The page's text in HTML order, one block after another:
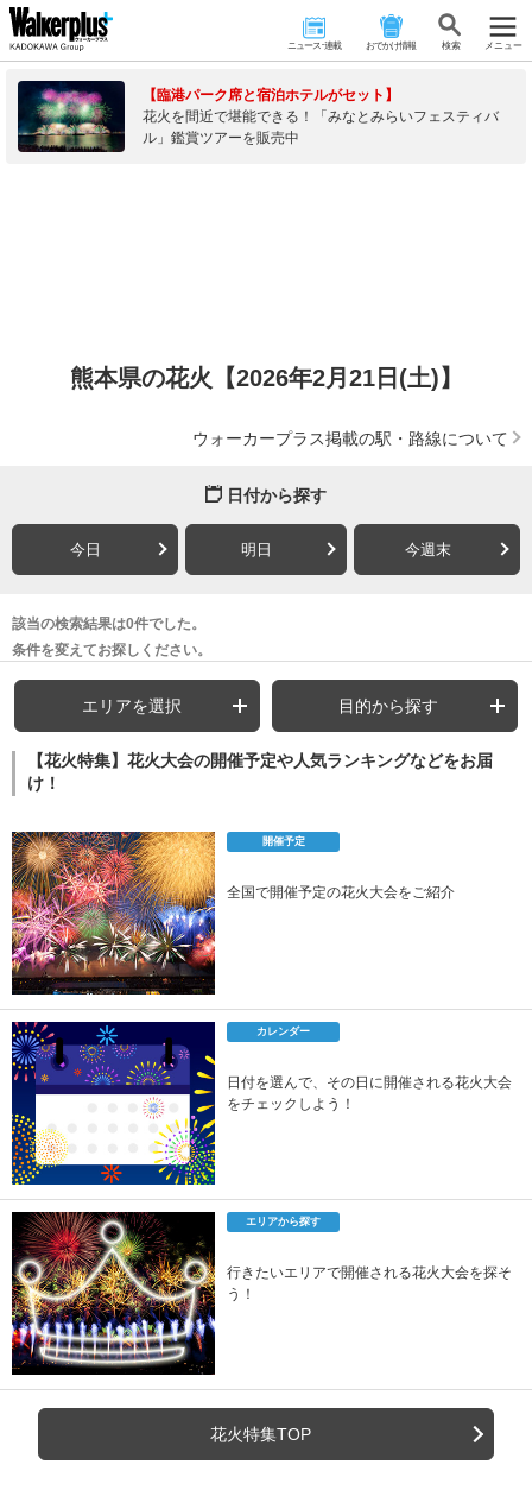
ニュース･連載 おでかけ情報 検 索 メニュー
【臨港パーク席と宿泊ホテルがセット】
花火を間近で堪能できる！「みなとみらいフェスティバ
ル」鑑賞ツアーを販売中
熊本県の花火【2026年2月21日(土)】
ウォーカープラス掲載の駅・路線について
日付から探す
今日 明日 今週末
該当の検索結果は0件でした。
条件を変えてお探しください。
エリアを選択 目的から探す
【花火特集】花火大会の開催予定や人気ランキングなどをお届
け！
開催予定
全国で開催予定の花火大会をご紹介
カレンダー
日付を選んで、その日に開催される花火大会
をチェックしよう！
エリアから探す
行きたいエリアで開催される花火大会を探そ
う！
花火特集TOP